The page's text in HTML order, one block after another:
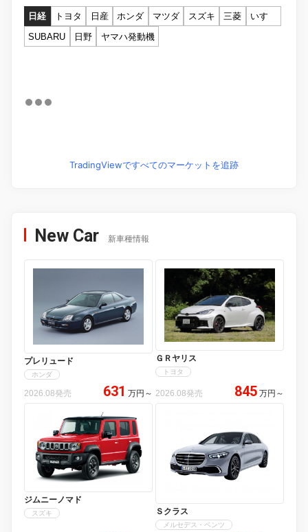
日経 トヨタ 日産 ホンダ マツダ スズキ 三菱
いすゞ
SUBARU
日野 ヤマハ発動機
TradingViewですべてのマーケットを追跡
New Car 新車種情報
プレリュード
ホンダ
2026.08発売 631 万円 ～
ＧＲヤリス
トヨタ
2026.08発売 845 万円 ～
ジムニーノマド
スズキ Ｓクラス
メルセデス・ベンツ